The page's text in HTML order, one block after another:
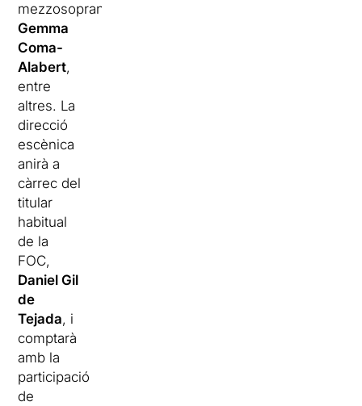
mezzosoprano
Gemma
Coma-
Alabert,
entre
altres. La
direcció
escènica
anirà a
càrrec del
titular
habitual
de la
FOC,
Daniel Gil
de
Tejada, i
comptarà
amb la
participació
de